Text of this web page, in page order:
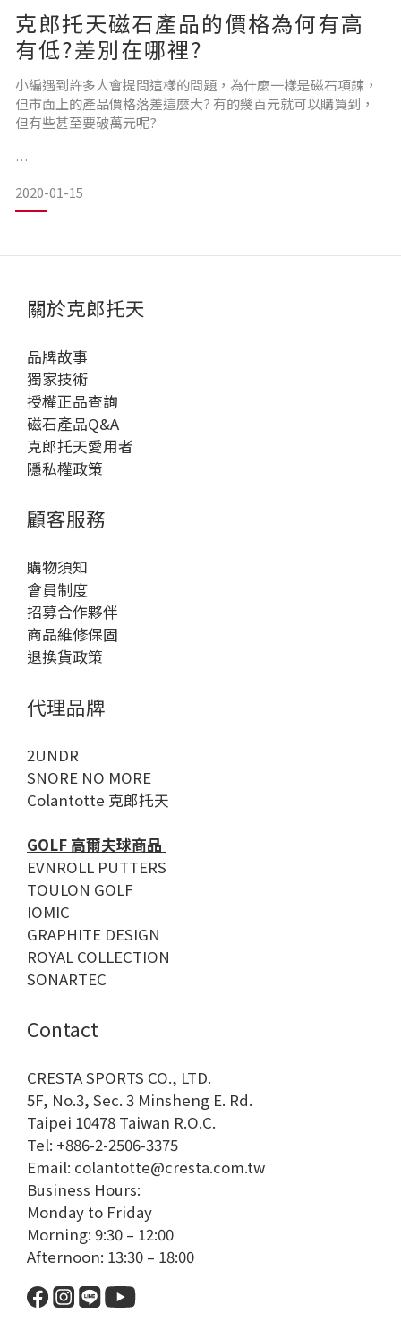
**以下圖片，點擊即可連結購買頁面 **
https://www.colantotte.jp/product/abfod
克郎托天磁石產品的價格為何有高
有低?差別在哪裡?
小編遇到許多人會提問這樣的問題，為什麼一樣是磁石項鍊，
但市面上的產品價格落差這麼大? 有的幾百元就可以購買到，
但有些甚至要破萬元呢?
先不說市面上的眾多品牌，單就克郎托天來說就好，以材質區
隔，磁石手環、磁石項圈的材質由適合運動配戴的矽膠材質、
與顆數的多寡都會影響到價格。
定價格，但無論價格高低，所有克郎托天產品都使用獨家正、
2020-01-15
關於克郎托天
品牌故事
獨家技術
授權正品查詢
磁石產品Q&A
克郎托天愛用者
隱私權政策
顧客服務
購物須知
會員制度
招募合作夥伴
商品維修保固
退換貨政策
代理品牌
2UNDR
SNORE NO MORE
Colantotte 克郎托天
GOLF 高爾夫球商品
EVNROLL PUTTERS
TOULON GOLF
IOMIC
GRAPHITE DESIGN
ROYAL COLLECTION
SONARTEC
Contact
CRESTA SPORTS CO., LTD.
5F, No.3, Sec. 3 Minsheng E. Rd.
Taipei 10478 Taiwan R.O.C.
Tel: +886-2-2506-3375
Email: colantotte@cresta.com.tw
Business Hours:
Monday to Friday
Morning: 9:30 – 12:00
Afternoon: 13:30 – 18:00